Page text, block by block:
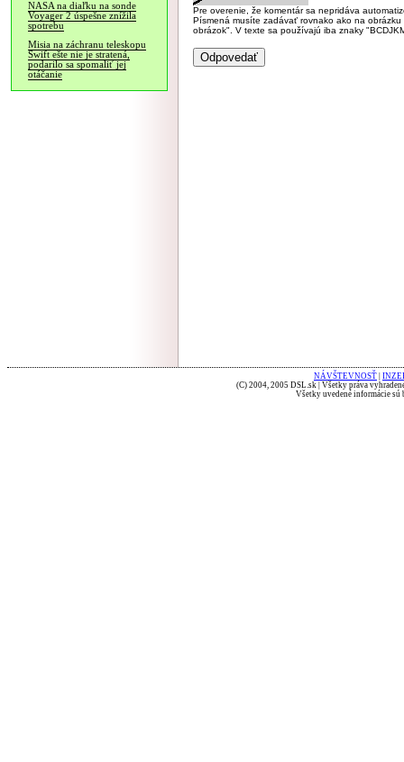
NASA na diaľku na sonde
Voyager 2 úspešne znížila
spotrebu
Misia na záchranu teleskopu
Swift ešte nie je stratená,
podarilo sa spomaliť jej
otáčanie
Pre overenie, že komentár sa nepridáva
Písmená musíte zadávať rovnako ako na
obrázok". V texte sa používajú iba znaky
NÁVŠTEVNOSŤ
(C) 2004, 2005 DSL.sk | Všetky práva
Všetky uvedené informácie sú